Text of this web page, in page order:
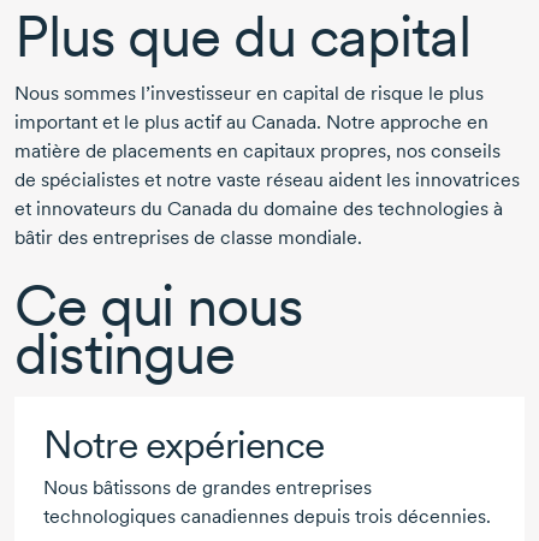
Plus que du capital
Nous sommes l’investisseur en capital de risque le plus
important et le plus actif au Canada. Notre approche en
matière de placements en capitaux propres, nos conseils
de spécialistes et notre vaste réseau aident les innovatrices
et innovateurs du Canada du domaine des technologies à
bâtir des entreprises de classe mondiale.
Ce qui nous
distingue
Notre expérience
Nous bâtissons de grandes entreprises
technologiques canadiennes depuis trois décennies.